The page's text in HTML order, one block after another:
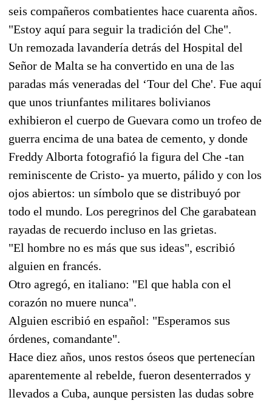
seis compañeros combatientes hace cuarenta años.
"Estoy aquí para seguir la tradición del Che".
Un remozada lavandería detrás del Hospital del
Señor de Malta se ha convertido en una de las
paradas más veneradas del ‘Tour del Che'. Fue aquí
que unos triunfantes militares bolivianos
exhibieron el cuerpo de Guevara como un trofeo de
guerra encima de una batea de cemento, y donde
Freddy Alborta fotografió la figura del Che -tan
reminiscente de Cristo- ya muerto, pálido y con los
ojos abiertos: un símbolo que se distribuyó por
todo el mundo. Los peregrinos del Che garabatean
rayadas de recuerdo incluso en las grietas.
"El hombre no es más que sus ideas", escribió
alguien en francés.
Otro agregó, en italiano: "El que habla con el
corazón no muere nunca".
Alguien escribió en español: "Esperamos sus
órdenes, comandante".
Hace diez años, unos restos óseos que pertenecían
aparentemente al rebelde, fueron desenterrados y
llevados a Cuba, aunque persisten las dudas sobre